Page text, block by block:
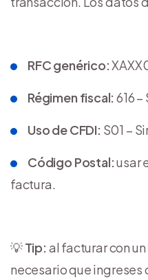
RFC genérico:
Régimen fiscal: 616
Uso de CFDI: S01 –
Código Postal:usar
factura.
💡Tip: al facturar con un
necesario que